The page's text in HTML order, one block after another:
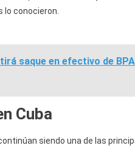
lo conocieron.
saque en efectivo de
Cuba
siendo una de las